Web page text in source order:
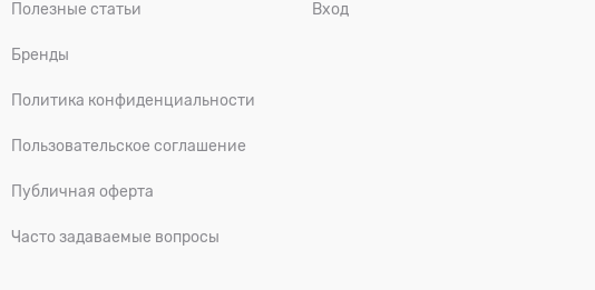
Полезные статьи
Бренды
Политика конфиденциальности
Пользовательское соглашение
Публичная оферта
Часто задаваемые вопросы
Вход